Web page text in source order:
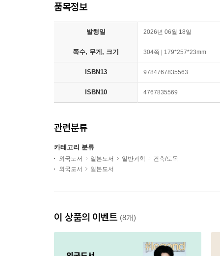
품목정보
발행일 2026년 06월 18일
쪽수, 무게, 크기 304쪽 | 179*257*23mm
ISBN13 9784767835563
ISBN10 4767835569
관련분류
카테고리 분류
외국도서 일본도서 일반과학
건축/토목
외국도서
일본도서
이 상품의 이벤트 (8개)